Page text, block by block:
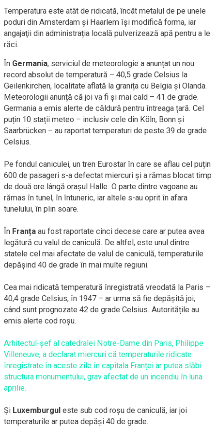
Temperatura este atât de ridicată, încât metalul de pe unele
poduri din Amsterdam şi Haarlem îşi modifică forma, iar
angajaţii din administrația locală pulverizează apă pentru a le
răci.
În Germania, serviciul de meteorologie a anunțat un nou
record absolut de temperatură – 40,5 grade Celsius la
Geilenkirchen, localitate aflată la granița cu Belgia și Olanda.
Meteorologii anunță că joi va fi și mai cald – 41 de grade.
Germania a emis alerte de căldură pentru întreaga țară. Cel
puțin 10 stații meteo – inclusiv cele din Köln, Bonn și
Saarbrücken – au raportat temperaturi de peste 39 de grade
Celsius.
Pe fondul caniculei, un tren Eurostar în care se aflau cel puțin
600 de pasageri s-a defectat miercuri și a rămas blocat timp
de două ore lângă orașul Halle. O parte dintre vagoane au
rămas în tunel, în întuneric, iar altele s-au oprit în afara
tunelului, în plin soare.
În Franța au fost raportate cinci decese care ar putea avea
legătură cu valul de caniculă. De altfel, este unul dintre
statele cel mai afectate de valul de caniculă, temperaturile
depășind 40 de grade în mai multe regiuni.
Cea mai ridicată temperatură înregistrată vreodată la Paris –
40,4 grade Celsius, în 1947 – ar urma să fie depășită joi,
când sunt prognozate 42 de grade Celsius. Autoritățile au
emis alerte cod roșu.
Arhitectul-șef al catedralei Notre-Dame din Paris, Philippe
Villeneuve, a declarat miercuri că temperaturile ridicate
înregistrate în aceste zile în capitala Franței ar putea slăbi
structura monumentului, grav afectat de un incendiu în luna
aprilie.
Și Luxemburgul este sub cod roșu de caniculă, iar joi
temperaturile ar putea depăși 40 de grade.